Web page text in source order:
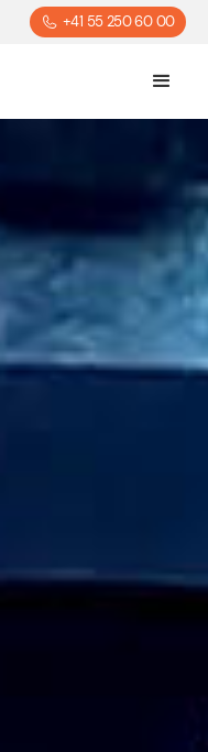
+41 55 250 60 00